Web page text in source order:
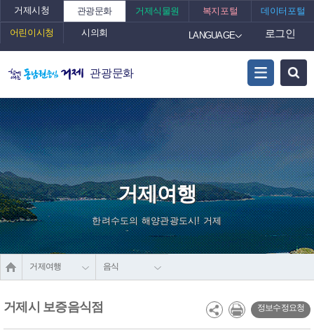
거제시청 관광문화 거제식물원 복지포털 데이터포털
어린이시청 시의회 LANGUAGE 로그인
관광문화
거제여행
한려수도의 해양관광도시! 거제
거제여행 음식
거제시 보증음식점 정보수정요청